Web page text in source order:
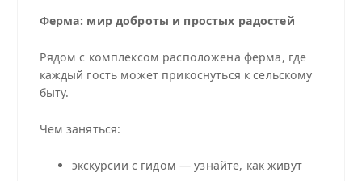
Ферма: мир доброты и простых радостей
Рядом с комплексом расположена ферма, где
каждый гость может прикоснуться к сельскому
быту.
Чем заняться:
экскурсии с гидом — узнайте, как живут